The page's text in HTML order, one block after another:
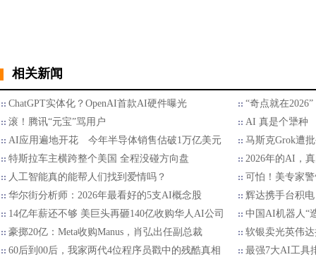
相关新闻
ChatGPT实体化？OpenAI首款AI硬件曝光
“奇点就在
滚！腾讯“元宝”骂用户
AI 真是个犟种
AI应用遍地开花 今年半导体销售估破1万亿美元
马斯克Grok遭
特斯拉车主横跨整个美国 全程没碰方向盘
2026年的AI，
人工智能真的能帮人们找到爱情吗？
可怕！美专家
华尔街分析师：2026年最看好的5支AI概念股
辉达携手台积
14亿年薪还不够 美巨头再砸140亿收购华人AI公司
中国AI机器人“
豪掷20亿：Meta收购Manus，肖弘出任副总裁
软银卖光英伟
60后到00后，我家两代4位程序员戳中的残酷真相
最强7大AI工具